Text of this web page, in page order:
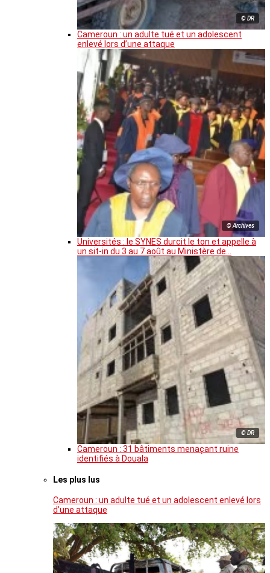
© DR
Cameroun : un adulte tué et un adolescent
enlevé lors d’une attaque
© Archives
Universités : le SYNES durcit le ton et appelle à
un sit-in du 3 au 7 août au Ministère de…
© DR
Cameroun : 31 bâtiments menaçant ruine
identifiés à Douala
Les plus lus
Cameroun : un adulte tué et un adolescent enlevé lors
d’une attaque